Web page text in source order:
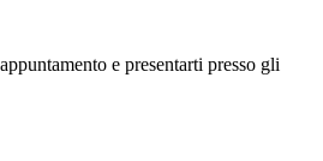
e presentarti presso gli